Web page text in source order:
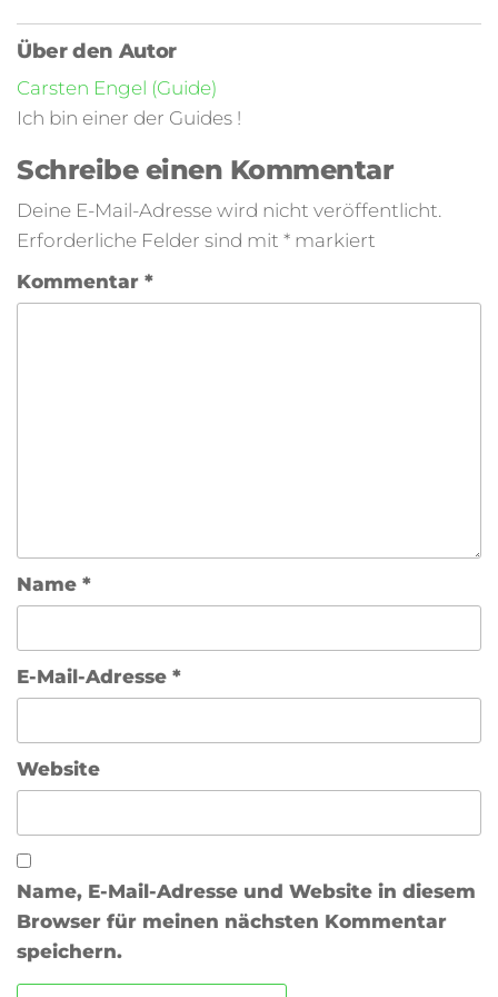
Über den Autor
Carsten Engel (Guide)
Ich bin einer der Guides !
Schreibe einen Kommentar
Deine E-Mail-Adresse wird nicht veröffentlicht.
Erforderliche Felder sind mit * markiert
Kommentar *
Name *
E-Mail-Adresse *
Website
Name, E-Mail-Adresse und Website in diesem
Browser für meinen nächsten Kommentar
speichern.